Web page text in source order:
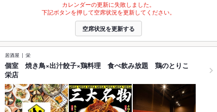
カレンダーの更新に失敗しました。
下記ボタンを押して空席状況を更新してください。
空席状況を更新する
居酒屋 栄
個室 焼き鳥×出汁餃子×鶏料理 食べ飲み放題 鶏のとりこ
栄店